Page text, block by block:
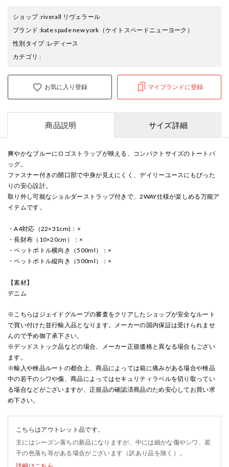
ショップ:riverall リヴェラール
ブランド :kate spade new york （ケイトスペードニューヨーク）
性別タイプ:レディース
カテゴリ :
お気に入り登録 マイブランドに登録
商品説明 サイズ詳細
爽やかなブルーにロゴストラップが映える、コンパクトサイズのトートバ
ッグ。
ファスナー付きの開口部で中身が見えにくく、デイリーユースにもぴった
りの安心設計。
取り外し可能なショルダーストラップ付きで、2WAY仕様が楽しめる万能ア
イテムです。
・A4対応（22×31cm)：×
・長財布（10×20cm）：×
・ペットボトル横向き（500ml）：×
・ペットボトル縦向き（500ml）：×
【素材】
デニム
※こちらはジェイドグループの審査をクリアしたショップが安全なルート
で買い付けた並行輸入品となります。メーカーの国内保証は受けられませ
んので予め御了承下さい。
※デッドストック品などの場合、メーカー正規価格と異なる場合もござい
ます。
※輸入や検品ルートの都合上、商品によっては箱に痛みがある場合や検品
中の若干のシワや傷、商品によってはセキュリティラベルを切り取ってい
る場合などがございますが、正規品の確認済商品のため安心してお買い求
め下さい。
こちらはアウトレット品です。
主にはシーズン落ちの新品になりますが、中には細かな傷やシワ、若
干の色落ち等がある場合がございます（訳あり品を除く）。